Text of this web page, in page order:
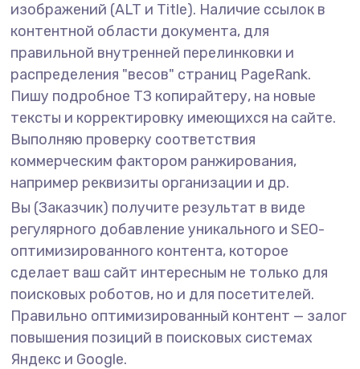
изображений (ALT и Title). Наличие ссылок в
контентной области документа, для
правильной внутренней перелинковки и
распределения "весов" страниц PageRank.
Пишу подробное ТЗ копирайтеру, на новые
тексты и корректировку имеющихся на сайте.
Выполняю проверку соответствия
коммерческим фактором ранжирования,
например реквизиты организации и др.
Вы (Заказчик) получите результат в виде
регулярного добавление уникального и SEO-
оптимизированного контента, которое
сделает ваш сайт интересным не только для
поисковых роботов, но и для посетителей.
Правильно оптимизированный контент — залог
повышения позиций в поисковых системах
Яндекс и Google.